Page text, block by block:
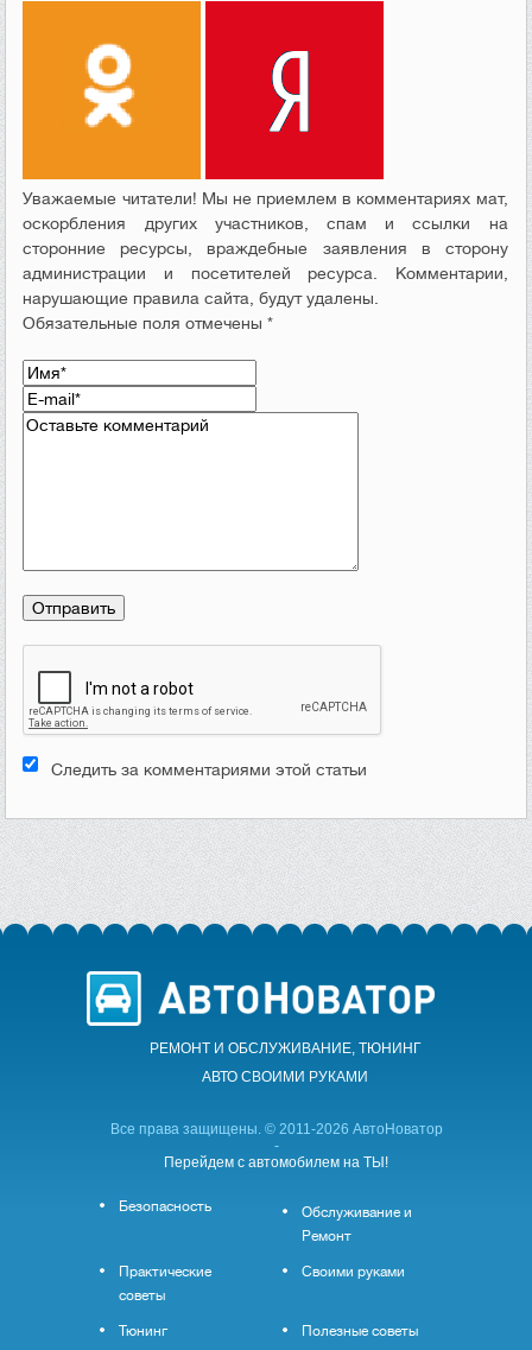
Уважаемые читатели! Мы не приемлем в комментариях мат,
оскорбления других участников, спам и ссылки на
сторонние ресурсы, враждебные заявления в сторону
администрации и посетителей ресурса. Комментарии,
нарушающие правила сайта, будут удалены.
Обязательные поля отмечены *
Следить за комментариями этой статьи
РЕМОНТ И ОБСЛУЖИВАНИЕ, ТЮНИНГ
АВТО CВОИМИ РУКАМИ
Все права защищены. © 2011-2026 АвтоНоватор
-
Перейдем с автомобилем на ТЫ!
Безопасность
Обслуживание и
Ремонт
Практические
советы
Своими руками
Тюнинг Полезные советы